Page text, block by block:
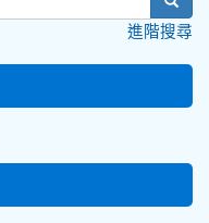
進階搜尋